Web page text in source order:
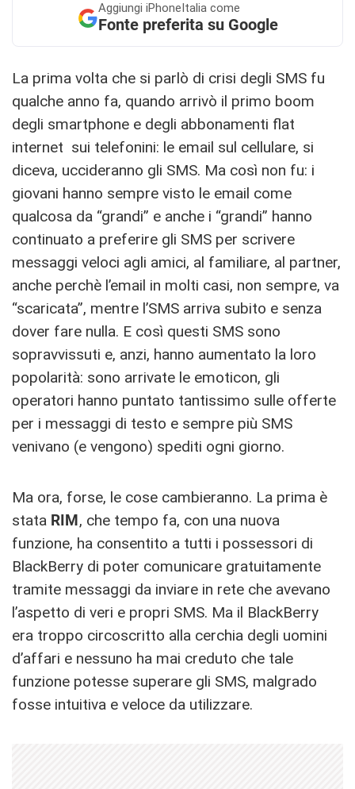
Aggiungi iPhoneItalia come
Fonte preferita su Google
La prima volta che si parlò di crisi degli SMS fu
qualche anno fa, quando arrivò il primo boom
degli smartphone e degli abbonamenti flat
internet sui telefonini: le email sul cellulare, si
diceva, uccideranno gli SMS. Ma così non fu: i
giovani hanno sempre visto le email come
qualcosa da “grandi” e anche i “grandi” hanno
continuato a preferire gli SMS per scrivere
messaggi veloci agli amici, al familiare, al partner,
anche perchè l’email in molti casi, non sempre, va
“scaricata”, mentre l’SMS arriva subito e senza
dover fare nulla. E così questi SMS sono
sopravvissuti e, anzi, hanno aumentato la loro
popolarità: sono arrivate le emoticon, gli
operatori hanno puntato tantissimo sulle offerte
per i messaggi di testo e sempre più SMS
venivano (e vengono) spediti ogni giorno.
Ma ora, forse, le cose cambieranno. La prima è
stata RIM, che tempo fa, con una nuova
funzione, ha consentito a tutti i possessori di
BlackBerry di poter comunicare gratuitamente
tramite messaggi da inviare in rete che avevano
l’aspetto di veri e propri SMS. Ma il BlackBerry
era troppo circoscritto alla cerchia degli uomini
d’affari e nessuno ha mai creduto che tale
funzione potesse superare gli SMS, malgrado
fosse intuitiva e veloce da utilizzare.